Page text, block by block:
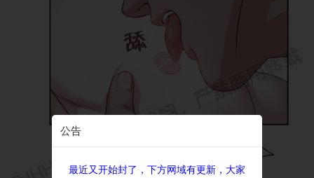
公告
最近又开始封了，下方网域有更新，大家